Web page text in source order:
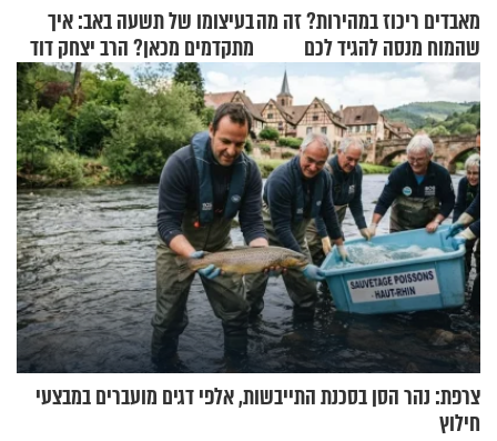
מאבדים ריכוז במהירות? זה מה
שהמוח מנסה להגיד לכם
בעיצומו של תשעה באב: איך
מתקדמים מכאן? הרב יצחק דוד
גרוסמן בשיחה מיוחדת
צרפת: נהר הסן בסכנת התייבשות, אלפי דגים מועברים במבצעי
חילוץ